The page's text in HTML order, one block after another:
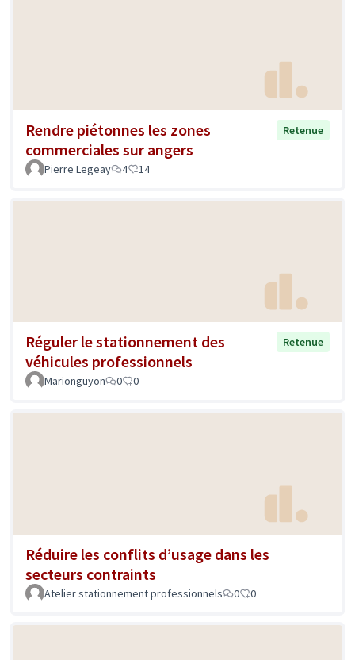
Rendre piétonnes les zones
commerciales sur angers
Retenue
Pierre Legeay 4 14
Réguler le stationnement des
véhicules professionnels
Retenue
Marionguyon 0 0
Réduire les conflits d’usage dans les
secteurs contraints
Atelier stationnement professionnels 0 0